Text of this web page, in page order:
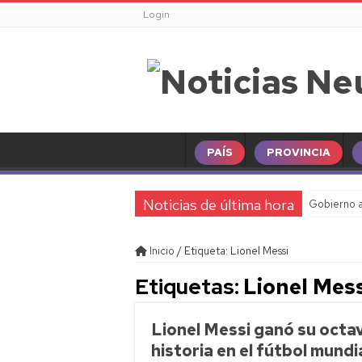
Login
PAÍS PROVINCIA
Noticias de última hora
Gobierno
Cinco
Inicio / Etiqueta: Lionel Messi
Etiquetas: Lionel
Lionel Messi ganó su
historia en el fútbol